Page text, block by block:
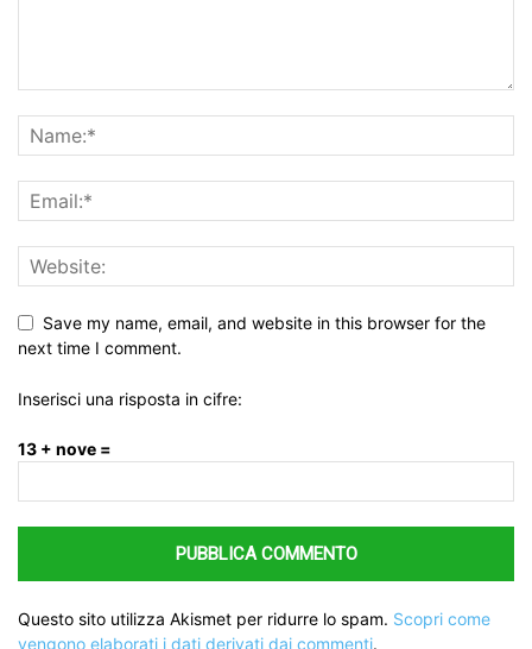
Save my name, email, and website in this browser for the
next time I comment.
Inserisci una risposta in cifre:
13 + nove =
Questo sito utilizza Akismet per ridurre lo spam. Scopri come
vengono elaborati i dati derivati dai commenti.